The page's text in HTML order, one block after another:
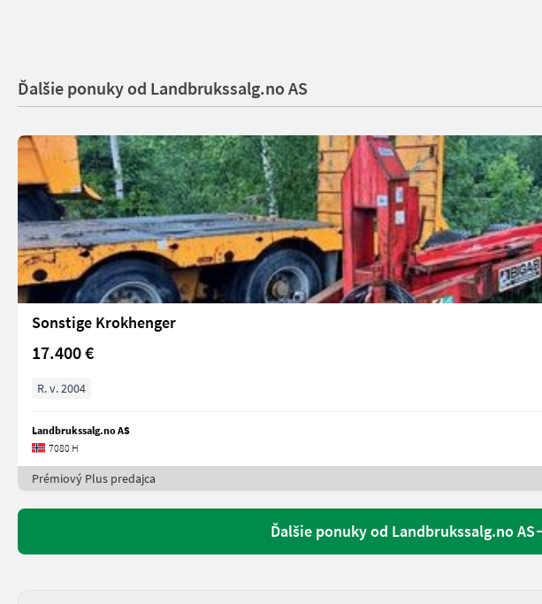
Ďalšie ponuky od Landbrukssalg.no AS
Sonstige Krokhenger
17.400 €
R. v. 2004
Landbrukssalg.no AS
7080 H
Prémiový Plus predajca
Ďalšie ponuky od Landbrukssalg.no AS